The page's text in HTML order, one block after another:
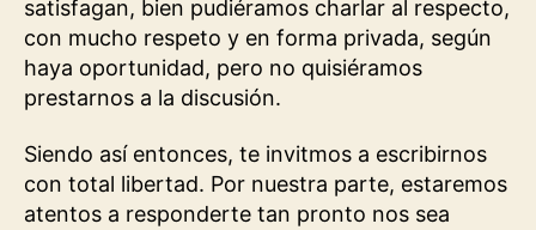
satisfagan, bien pudiéramos charlar al respecto,
con mucho respeto y en forma privada, según
haya oportunidad, pero no quisiéramos
prestarnos a la discusión.
Siendo así entonces, te invitmos a escribirnos
con total libertad. Por nuestra parte, estaremos
atentos a responderte tan pronto nos sea